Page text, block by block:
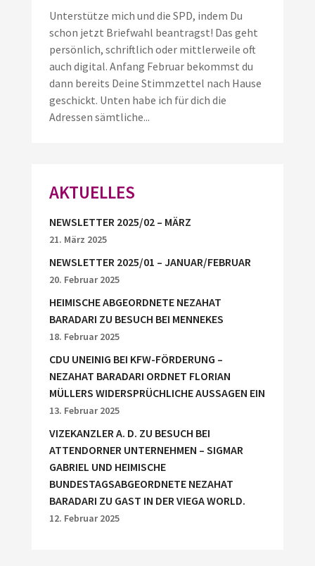
Unterstütze mich und die SPD, indem Du
schon jetzt Briefwahl beantragst! Das geht
persönlich, schriftlich oder mittlerweile oft
auch digital. Anfang Februar bekommst du
dann bereits Deine Stimmzettel nach Hause
geschickt. Unten habe ich für dich die
Adressen sämtliche...
AKTUELLES
NEWSLETTER 2025/02 – MÄRZ
21. März 2025
NEWSLETTER 2025/01 – JANUAR/FEBRUAR
20. Februar 2025
HEIMISCHE ABGEORDNETE NEZAHAT
BARADARI ZU BESUCH BEI MENNEKES
18. Februar 2025
CDU UNEINIG BEI KFW-FÖRDERUNG –
NEZAHAT BARADARI ORDNET FLORIAN
MÜLLERS WIDERSPRÜCHLICHE AUSSAGEN EIN
13. Februar 2025
VIZEKANZLER A. D. ZU BESUCH BEI
ATTENDORNER UNTERNEHMEN – SIGMAR
GABRIEL UND HEIMISCHE
BUNDESTAGSABGEORDNETE NEZAHAT
BARADARI ZU GAST IN DER VIEGA WORLD.
12. Februar 2025